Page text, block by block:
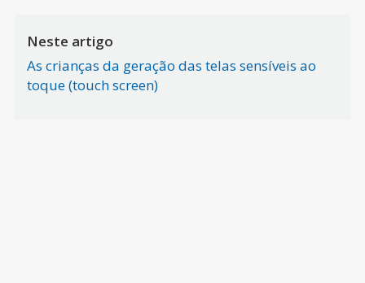
Neste artigo
As crianças da geração das telas sensíveis ao
toque (touch screen)